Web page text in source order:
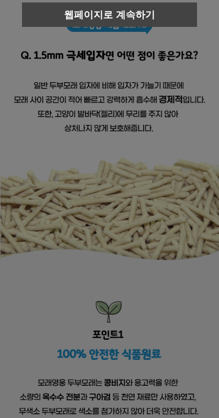
웹페이지로 계속하기